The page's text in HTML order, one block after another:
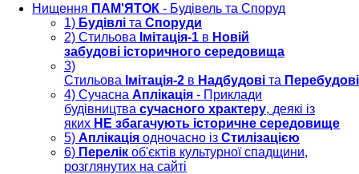
Нищення ПАМ'ЯТОК - Будівель та Споруд
1) Будівлі та Cпоруди
2) Стильова Імітація-1 в Новій
забудові історичного середовища
3)
Стильова Імітація-2 в Надбудові та Перебудові
4) Сучасна Аплікація - Приклади
будівництва сучасного храктеру, деякі із
яких НЕ збагачують історичне середовище
5) Аплікація одночасно із Стилізацією
6) Перелік об'єктів культурної спадщини,
розглянутих на сайті